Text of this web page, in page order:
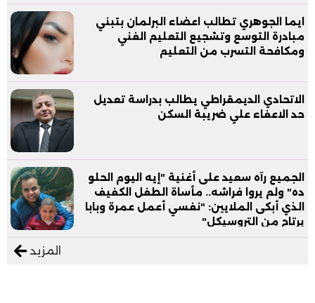
ايما الجوهري تطالب اعضاء البرلمان بتبني
مبادرة التوسع وتشجيع التعليم الفني
ومكافحة التسرب من التعليم
الاتحادي الديمقراطي يطالب بدراسة تعديل
حد الاعفاء علي ضريبة السكن
الجميع رآه سعيد على أغنية "إيه اليوم الحلو
ده" ولم يروا فراشه.. مأساة الطفل الكفيف
الذي أبكى الملايين: "نفسي أعمل عمرة وبابا
يرتاح من التروسيكل"
المزيد